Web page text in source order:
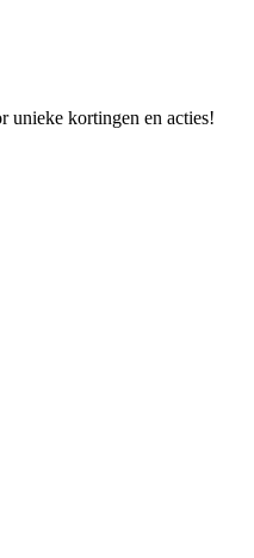
unieke kortingen en acties!